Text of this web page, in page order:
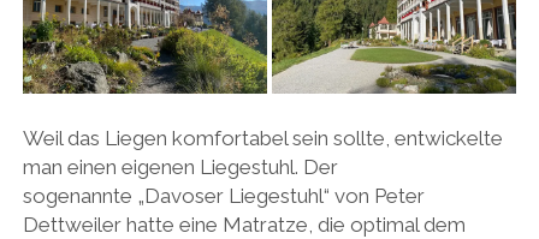
Weil das Liegen komfortabel sein sollte, entwickelte
man einen eigenen Liegestuhl. Der
sogenannte „Davoser Liegestuhl“ von Peter
Dettweiler hatte eine Matratze, die optimal dem